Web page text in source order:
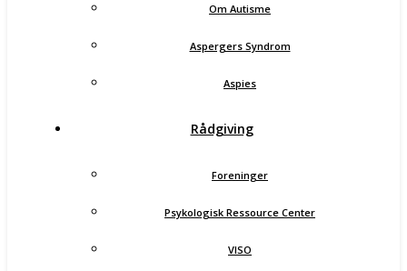
Om Autisme
Aspergers Syndrom
Aspies
Rådgiving
Foreninger
Psykologisk Ressource Center
VISO